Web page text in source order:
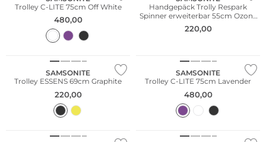
Trolley C-LITE 75cm Off White
480,00
Handgepäck Trolly Respark
Spinner erweiterbar 55cm Ozone
Black
220,00
SAMSONITE
Trolley ESSENS 69cm Graphite
220,00
SAMSONITE
Trolley C-LITE 75cm Lavender
480,00